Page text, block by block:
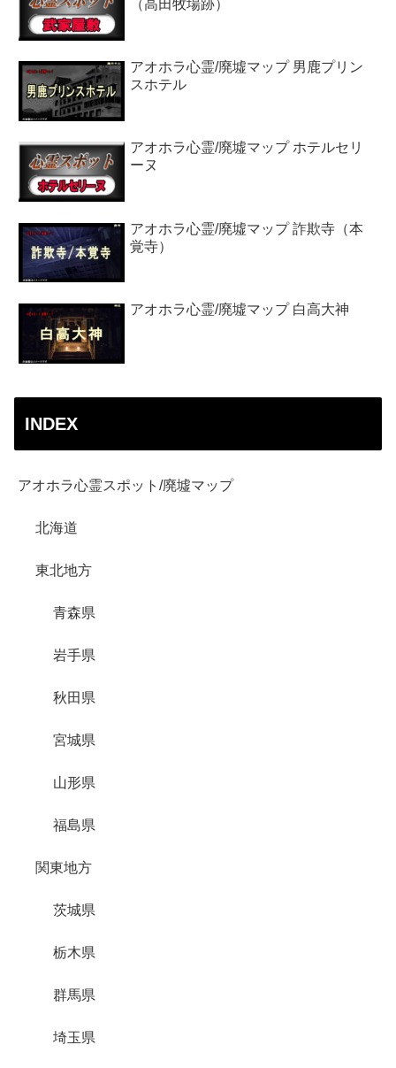
（高田牧場跡）
アオホラ心霊/廃墟マップ 男鹿プリン
スホテル
アオホラ心霊/廃墟マップ ホテルセリ
ーヌ
アオホラ心霊/廃墟マップ 詐欺寺（本
覚寺）
アオホラ心霊/廃墟マップ 白高大神
INDEX
アオホラ心霊スポット/廃墟マップ
北海道
東北地方
青森県
岩手県
秋田県
宮城県
山形県
福島県
関東地方
茨城県
栃木県
群馬県
埼玉県